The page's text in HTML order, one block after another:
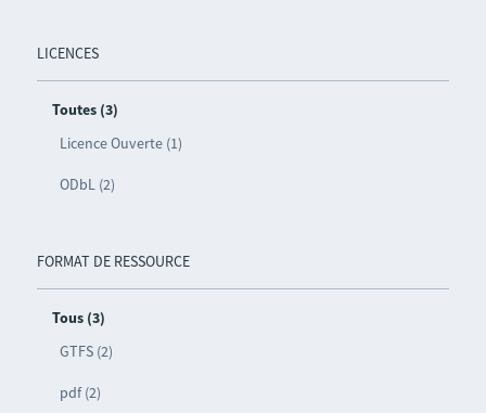
LICENCES
Toutes (3)
Licence Ouverte (1)
ODbL (2)
FORMAT DE RESSOURCE
Tous (3)
GTFS (2)
pdf (2)